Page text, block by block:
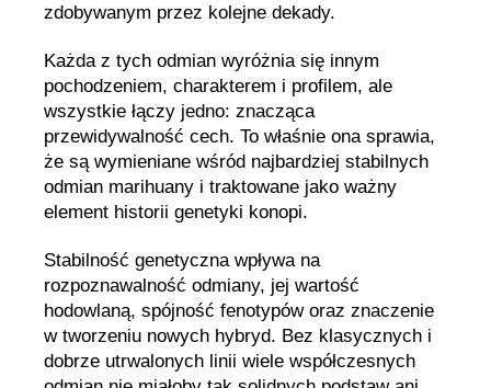
zdobywanym przez kolejne dekady.
Każda z tych odmian wyróżnia się innym
pochodzeniem, charakterem i profilem, ale
wszystkie łączy jedno: znacząca
przewidywalność cech. To właśnie ona sprawia,
że są wymieniane wśród najbardziej stabilnych
odmian marihuany i traktowane jako ważny
element historii genetyki konopi.
Stabilność genetyczna wpływa na
rozpoznawalność odmiany, jej wartość
hodowlaną, spójność fenotypów oraz znaczenie
w tworzeniu nowych hybryd. Bez klasycznych i
dobrze utrwalonych linii wiele współczesnych